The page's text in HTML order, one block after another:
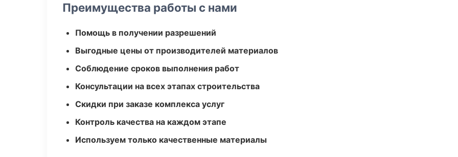
Преимущества работы с нами
Помощь в получении разрешений
Выгодные цены от производителей материалов
Соблюдение сроков выполнения работ
Консультации на всех этапах строительства
Скидки при заказе комплекса услуг
Контроль качества на каждом этапе
Используем только качественные материалы